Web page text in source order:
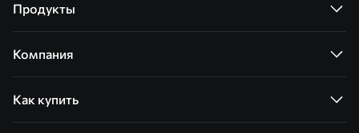
Продукты
Компания
Как купить